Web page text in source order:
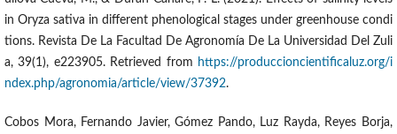
in Oryza sativa in different phenological stages under greenhouse condi
tions. Revista De La Facultad De Agronomía De La Universidad Del Zuli
a, 39(1), e223905. Retrieved from https://produccioncientificaluz.org/i
ndex.php/agronomia/article/view/37392.
Cobos Mora, Fernando Javier, Gómez Pando, Luz Rayda, Reyes Borja,